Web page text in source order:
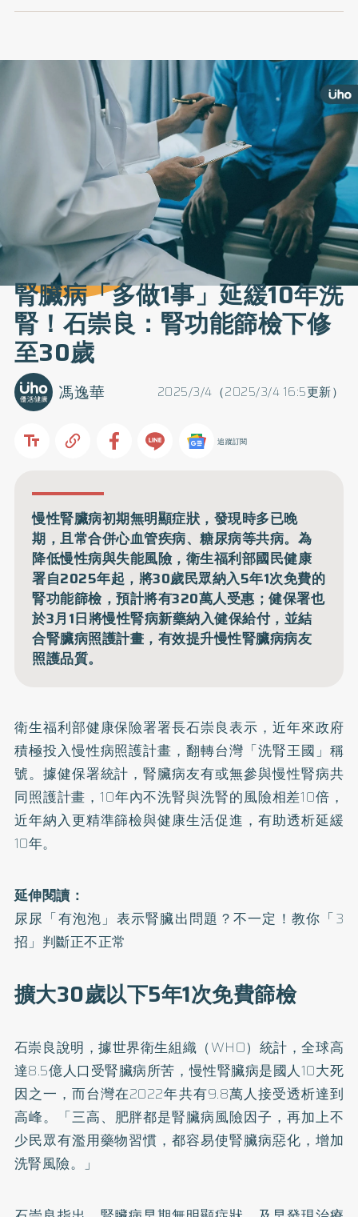
腎臟病「多做1事」延緩10年洗
腎！石崇良：腎功能篩檢下修
至30歲
2025/3/4（2025/3/4 16:5更新）
馮逸華
追蹤訂閱
慢性腎臟病初期無明顯症狀，發現時多已晚
期，且常合併心血管疾病、糖尿病等共病。為
降低慢性病與失能風險，衛生福利部國民健康
署自2025年起，將30歲民眾納入5年1次免費的
腎功能篩檢，預計將有320萬人受惠；健保署也
於3月1日將慢性腎病新藥納入健保給付，並結
合腎臟病照護計畫，有效提升慢性腎臟病病友
照護品質。
衛生福利部健康保險署署長石崇良表示，近年來政府
積極投入慢性病照護計畫，翻轉台灣「洗腎王國」稱
號。據健保署統計，腎臟病友有或無參與慢性腎病共
同照護計畫，10年內不洗腎與洗腎的風險相差10倍，
近年納入更精準篩檢與健康生活促進，有助透析延緩
10年。
延伸閱讀：
尿尿「有泡泡」表示腎臟出問題？不一定！教你「3
招」判斷正不正常
擴大30歲以下5年1次免費篩檢
石崇良說明，據世界衛生組織（WHO）統計，全球高
達8.5億人口受腎臟病所苦，慢性腎臟病是國人10大死
因之一，而台灣在2022年共有9.8萬人接受透析達到
高峰。「三高、 肥胖都是腎臟病風險因子，再加上不
少民眾有濫用藥物習慣，都容易使腎臟病惡化，增加
洗腎風險。」